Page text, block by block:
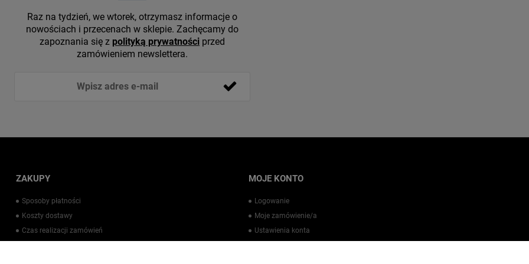
Raz na tydzień, we wtorek, otrzymasz informacje o
nowościach i przecenach w sklepie. Zachęcamy do
zapoznania się z polityką prywatności przed
zamówieniem newslettera.
ZAKUPY
Sposoby płatności
Koszty dostawy
Czas realizacji zamówień
MOJE KONTO
Logowanie
Moje zamówienie/a
Ustawienia konta